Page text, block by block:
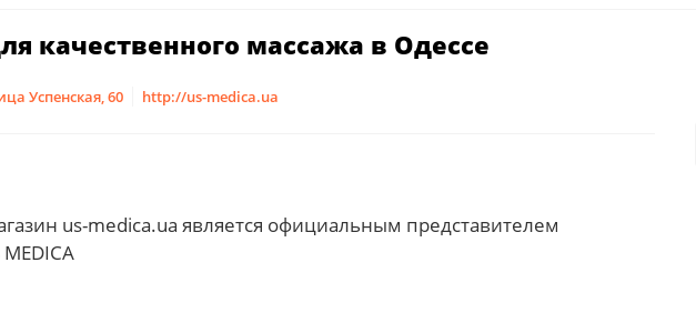
качественного массажа в Одессе
Успенская, 60 http://us-medica.ua
us-medica.ua является официальным представителем